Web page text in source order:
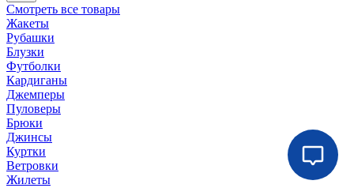
Смотреть все товары
Жакеты
Рубашки
Блузки
Футболки
Кардиганы
Джемперы
Пуловеры
Брюки
Джинсы
Куртки
Ветровки
Жилеты